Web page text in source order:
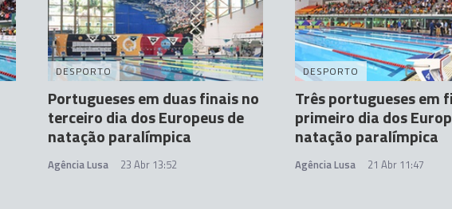
DESPORTO
Portugueses em duas finais no
terceiro dia dos Europeus de
natação paralímpica
Agência Lusa 23 Abr 13:52
DESPORTO
Três portugueses em
primeiro dia dos
natação paralímpica
Agência Lusa 21 Abr 11:47